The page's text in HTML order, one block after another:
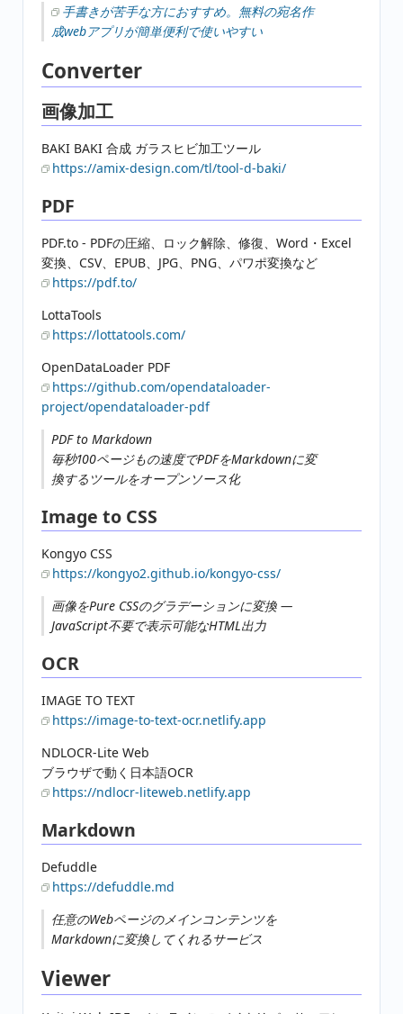
手書きが苦手な方におすすめ。無料の宛名作
成webアプリが簡単便利で使いやすい
Converter
画像加工
BAKI BAKI 合成 ガラスヒビ加工ツール
https://amix-design.com/tl/tool-d-baki/
PDF
PDF.to - PDFの圧縮、ロック解除、修復、Word・Excel
変換、CSV、EPUB、JPG、PNG、パワポ変換など
https://pdf.to/
LottaTools
https://lottatools.com/
OpenDataLoader PDF
https://github.com/opendataloader-
project/opendataloader-pdf
PDF to Markdown
毎秒100ページもの速度でPDFをMarkdownに変
換するツールをオープンソース化
Image to CSS
Kongyo CSS
https://kongyo2.github.io/kongyo-css/
画像をPure CSSのグラデーションに変換 —
JavaScript不要で表示可能なHTML出力
OCR
IMAGE TO TEXT
https://image-to-text-ocr.netlify.app
NDLOCR-Lite Web
ブラウザで動く日本語OCR
https://ndlocr-liteweb.netlify.app
Markdown
Defuddle
https://defuddle.md
任意のWebページのメインコンテンツを
Markdownに変換してくれるサービス
Viewer